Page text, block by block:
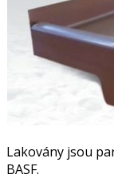
Lakovány jsou
BASF.